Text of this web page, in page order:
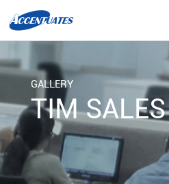
GALLERY
TIM SALES